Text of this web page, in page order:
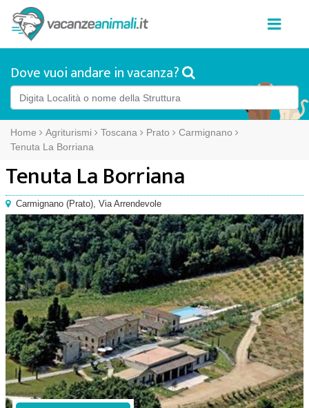
Dove vuoi andare in vacanza?
Home Agriturismi Toscana Prato
Carmignano
Tenuta La Borriana
Tenuta La Borriana
Carmignano (Prato), Via Arrendevole